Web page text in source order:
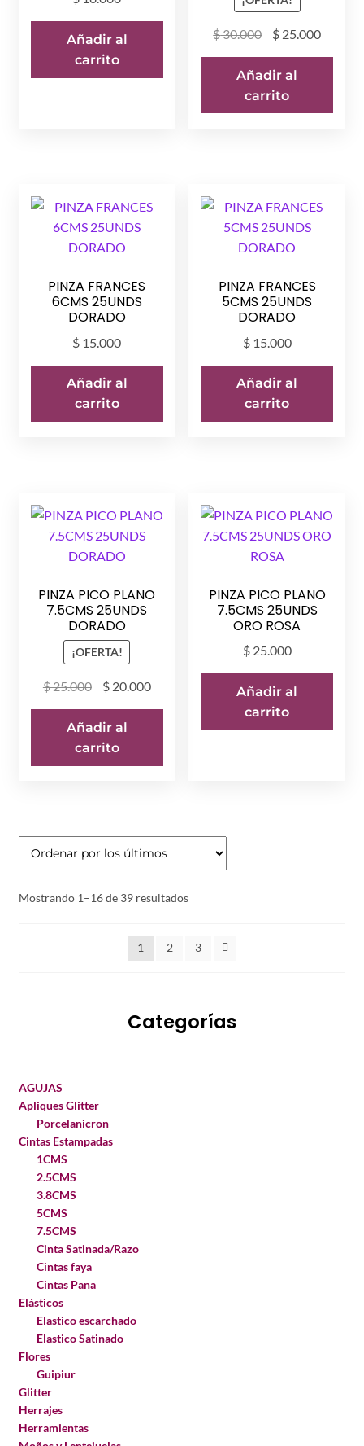
Añadir al
carrito
$30.000
El
original
era:
$ 30.000.
$ 25.000El
$
Añadir al
carrito
PINZA FRANCES
6CMS 25UNDS
DORADO
$ 15.000
Añadir al
carrito
PINZA FRANCES
5CMS 25UNDS
DORADO
$15.000
Añadir al
carrito
PINZA PICO PLANO
7.5CMS 25UNDS
DORADO
¡OFERTA!
$25.000
El
precio
original
era:
$ 25.000.
$20.000El
precio
$ 20.000.
Añadir al
carrito
PINZA PICO PLANO
7.5CMS 25UNDS
ORO ROSA
$25.000
Añadir al
carrito
Mostrando 1–16 de 39 resultadosOrdenado
últimos
1 2 3
Categorías
AGUJAS
Apliques Glitter
Porcelanicron
Cintas Estampadas
1CMS
2.5CMS
3.8CMS
5CMS
7.5CMS
Cinta Satinada/Razo
Cintas faya
Cintas Pana
Elásticos
Elastico escarchado
Elastico Satinado
Flores
Guipiur
Glitter
Herrajes
Herramientas